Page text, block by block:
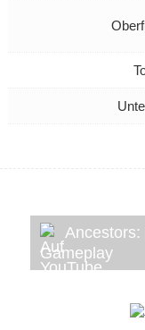
Gameplay